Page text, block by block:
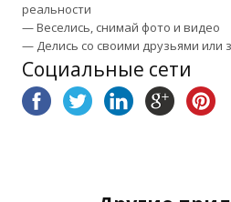
реальности
— Веселись, снимай фото и видео
— Делись со своими друзьями или
Социальные сети